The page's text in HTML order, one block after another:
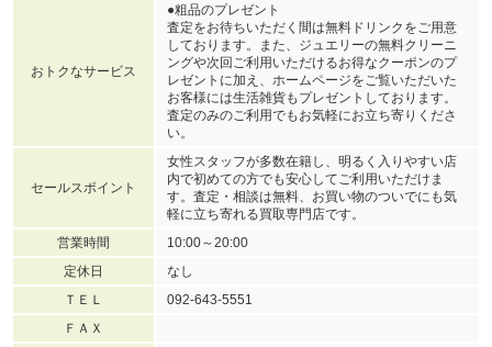
おトクなサービス
●粗品のプレゼント
査定をお待ちいただく間は無料ドリンクをご用意
しております。また、ジュエリーの無料クリーニ
ングや次回ご利用いただけるお得なクーポンのプ
レゼントに加え、ホームページをご覧いただいた
お客様には生活雑貨もプレゼントしております。
査定のみのご利用でもお気軽にお立ち寄りくださ
い。
セールスポイント
女性スタッフが多数在籍し、明るく入りやすい店
内で初めての方でも安心してご利用いただけま
す。査定・相談は無料、お買い物のついでにも気
軽に立ち寄れる買取専門店です。
営業時間
10:00～20:00
定休日
なし
ＴＥＬ
092-643-5551
ＦＡＸ